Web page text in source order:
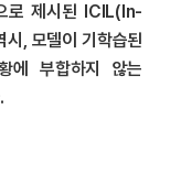
로 제시된 ICIL(In-
, 모델이 기학습된
에 부합하지 않는